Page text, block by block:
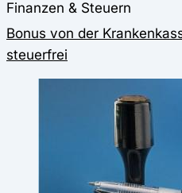
Finanzen & Steuern
Bonus von der
steuerfrei